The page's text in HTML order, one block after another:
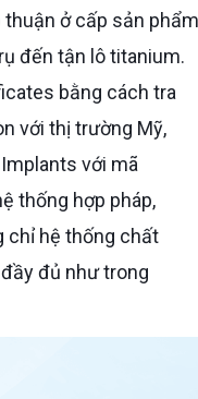
đến tận lô titanium.
bằng cách tra
với thị trường Mỹ,
với mã
thống hợp pháp,
chỉ hệ thống chất
đủ như trong